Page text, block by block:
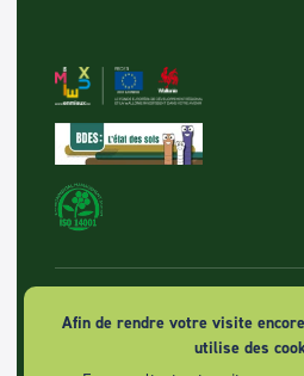
© 2026 SPAQUE sa - Tous
Afin de rendre votre visite
utilise des